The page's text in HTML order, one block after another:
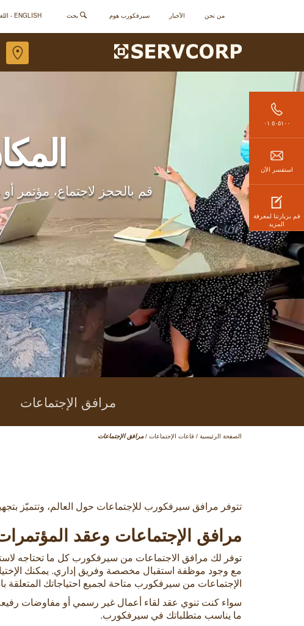
من نحن الأخبار سيرفكورب هوم بحث ENGLISH - اللغة العربية
٥٠٥١٠٠ ٠١
استفسر الأن
قم بزيارتنا لمعرفة
المزيد
قم بالحجز لاجتماع، مؤتمر
مرافق الإجتماعات
الصفحة الرئيسية / قاعات الإجتماعات / مرافق الإجتماعات
تتوفر مرافق سيرفكورب للإجتماعات حول العالم، وتتميّز
مرافق الإجتماعات وعقد
توفر لك مرافق الاجتماعات من سيرفكورب كل ما تحتاجه
الإجتماعات من سيرفكورب متاحة لجميع احتياجاتك المتعلقة
سواء كنت تنوي عقد لقاء أعمال غير رسمي أو مفاوضات
ما يناسب متطلباتك في سيرفكورب.